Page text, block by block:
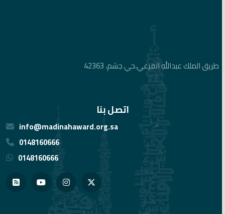
طريق الملك عبدالله الفرعي،حي جشم، 42363
اتصل بنا
info@madinahaward.org.sa
0148160666
0148160666